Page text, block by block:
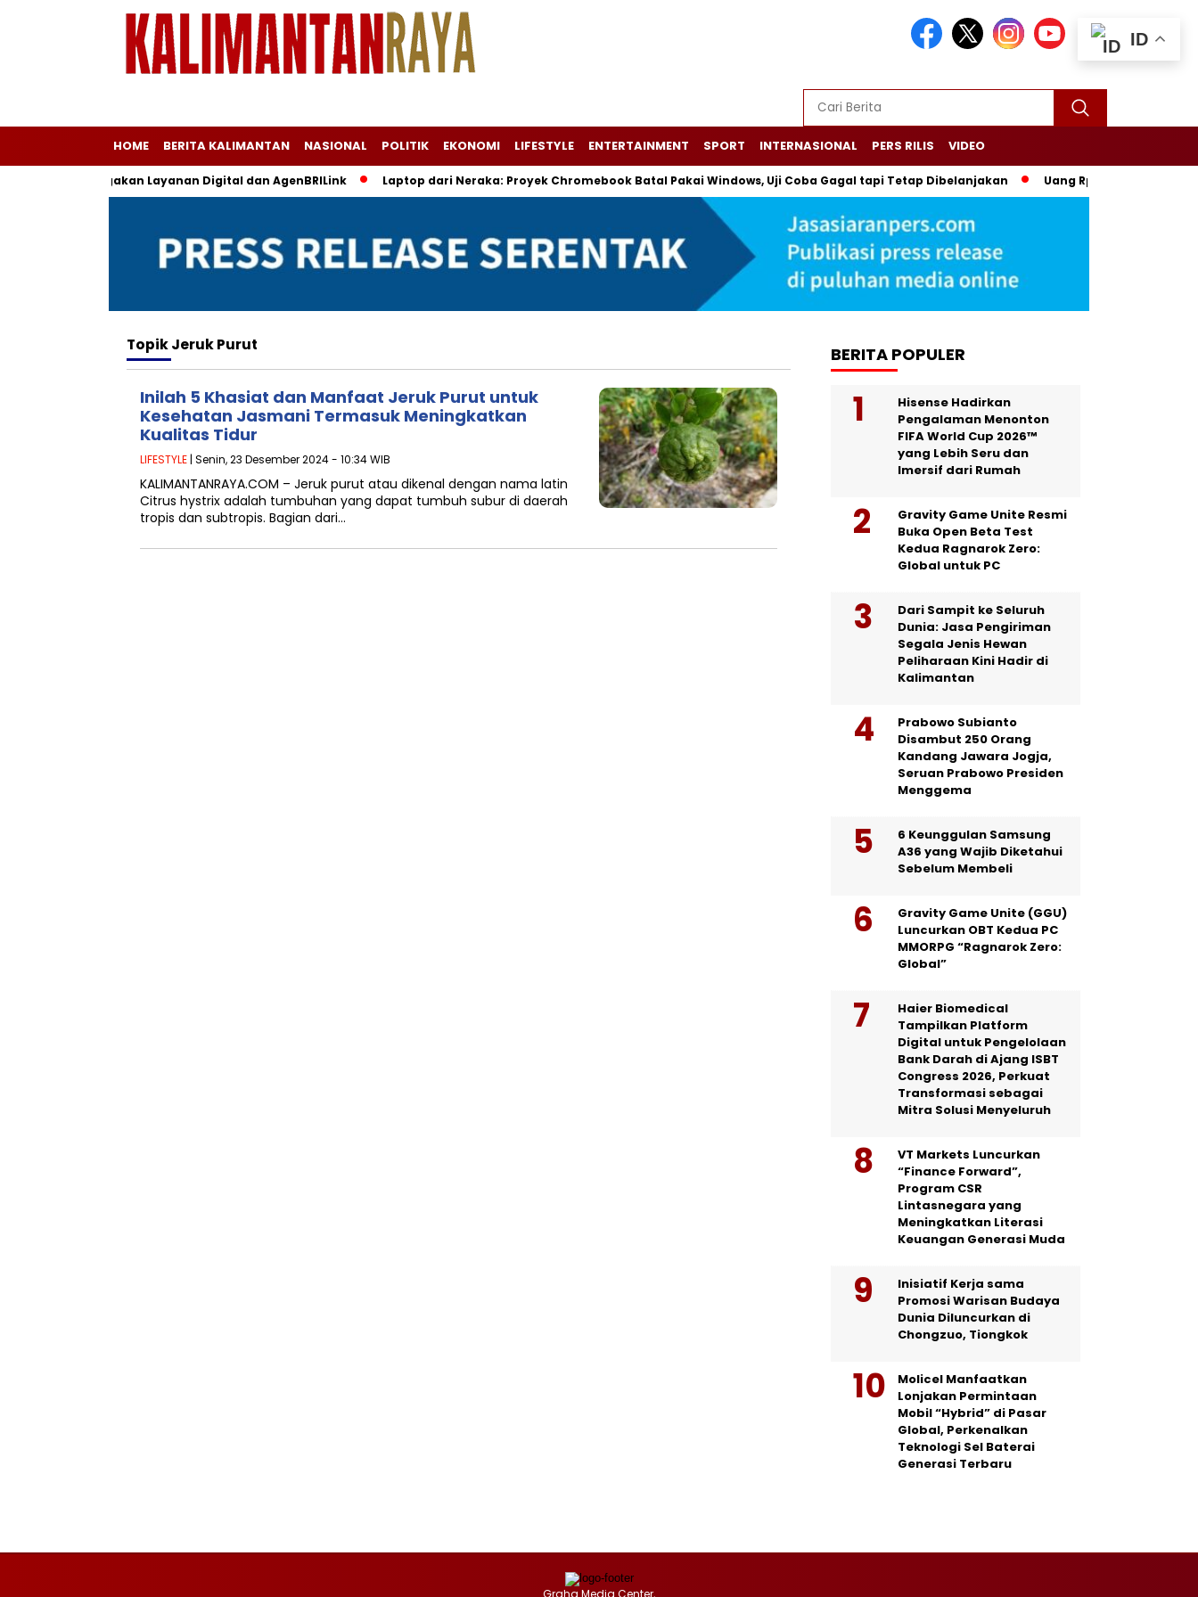
HOME BERITA KALIMANTAN NASIONAL POLITIK EKONOMI LIFESTYLE ENTERTAINMENT SPORT INTERNASIONAL PERS RILIS VIDEO
BRI Siagakan Layanan Digital dan AgenBRILink Laptop dari Neraka: Proyek Chromebook Batal Pakai Windows, Uji Coba Gagal tapi Tetap Dibelanjakan Uang Rp2 Miliar di Rumah
TopikJeruk Purut
Inilah 5 Khasiat dan Manfaat Jeruk Purut untuk
Kesehatan Jasmani Termasuk Meningkatkan
Kualitas Tidur
LIFESTYLE | Senin, 23 Desember 2024 - 10:34 WIB
KALIMANTANRAYA.COM – Jeruk purut atau dikenal dengan nama latin
Citrus hystrix adalah tumbuhan yang dapat tumbuh subur di daerah
tropis dan subtropis. Bagian dari…
BERITA POPULER
Hisense Hadirkan
Pengalaman Menonton
FIFA World Cup 2026™
yang Lebih Seru dan
Imersif dari Rumah
Gravity Game Unite Resmi
Buka Open Beta Test
Kedua Ragnarok Zero:
Global untuk PC
Dari Sampit ke Seluruh
Dunia: Jasa Pengiriman
Segala Jenis Hewan
Peliharaan Kini Hadir di
Kalimantan
Prabowo Subianto
Disambut 250 Orang
Kandang Jawara Jogja,
Seruan Prabowo Presiden
Menggema
6 Keunggulan Samsung
A36 yang Wajib Diketahui
Sebelum Membeli
Gravity Game Unite (GGU)
Luncurkan OBT Kedua PC
MMORPG “Ragnarok Zero:
Global”
Haier Biomedical
Tampilkan Platform
Digital untuk Pengelolaan
Bank Darah di Ajang ISBT
Congress 2026, Perkuat
Transformasi sebagai
Mitra Solusi Menyeluruh
VT Markets Luncurkan
“Finance Forward”,
Program CSR
Lintasnegara yang
Meningkatkan Literasi
Keuangan Generasi Muda
Inisiatif Kerja sama
Promosi Warisan Budaya
Dunia Diluncurkan di
Chongzuo, Tiongkok
Molicel Manfaatkan
Lonjakan Permintaan
Mobil “Hybrid” di Pasar
Global, Perkenalkan
Teknologi Sel Baterai
Generasi Terbaru
ID
Graha Media Center,